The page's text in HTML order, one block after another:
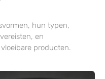
hun typen,
en
producten.